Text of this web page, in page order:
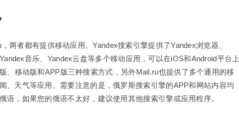
两者都有提供移动应用。Yandex搜索引擎提供了Yandex浏览器、
音乐、Yandex云盘等多个移动应用，可以在iOS和Android平台上
、移动版和APP版三种搜索方式，另外Mail.ru也提供了多个通用的移
、天气等应用。需要注意的是，俄罗斯搜索引擎的APP和网站内容均
语，如果您的俄语不太好，建议使用其他搜索引擎或应用程序。